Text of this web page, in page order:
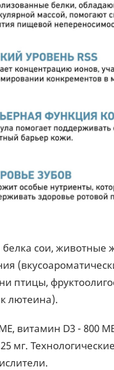
белка сои,
птицы,
лютеина).
витамин D3 - 800
мг.